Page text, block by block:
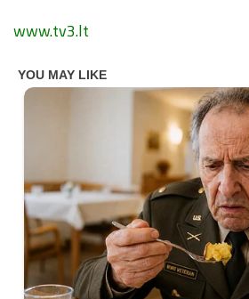
www.tv3.lt